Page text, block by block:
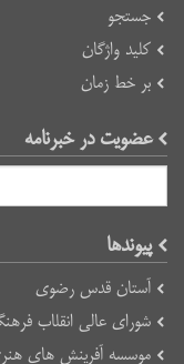
جستجو
کلید واژگان
بر خط زمان
عضویت در خبرنامه
پیوند‌ها
آستان قدس رضوی
شورای عالی انقلاب
موسسه آفرینش های